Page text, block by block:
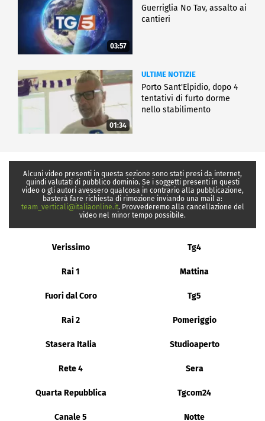
03:57
Guerriglia No Tav, assalto ai
cantieri
01:34
ULTIME NOTIZIE
Porto Sant'Elpidio, dopo 4
tentativi di furto dorme
nello stabilimento
Alcuni video presenti in questa sezione sono stati presi da internet,
quindi valutati di pubblico dominio. Se i soggetti presenti in questi
video o gli autori avessero qualcosa in contrario alla pubblicazione,
basterà fare richiesta di rimozione inviando una mail a:
team_verticali@italiaonline.it. Provvederemo alla cancellazione del
video nel minor tempo possibile.
Verissimo Tg4
Rai 1 Mattina
Fuori dal Coro Tg5
Rai 2 Pomeriggio
Stasera Italia Studioaperto
Rete 4 Sera
Quarta Repubblica Tgcom24
Canale 5 Notte